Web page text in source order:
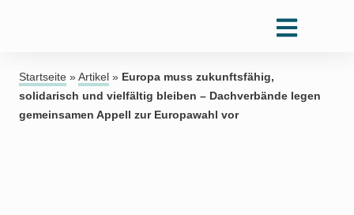
Startseite » Artikel » Europa muss zukunftsfähig,
solidarisch und vielfältig bleiben – Dachverbände legen
gemeinsamen Appell zur Europawahl vor